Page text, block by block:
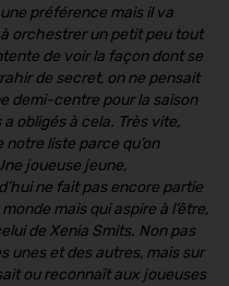
préférence mais il va
orchestrer un petit peu tout
de voir la façon dont se
de secret, on ne pensait
demi-centre pour la saison
obligés à cela. Très vite,
liste parce qu’on
joueuse jeune,
ne fait pas encore partie
monde mais qui aspire à l’être,
de Xenia Smits. Non pas
unes et des autres, mais sur
ou reconnaît aux joueuses